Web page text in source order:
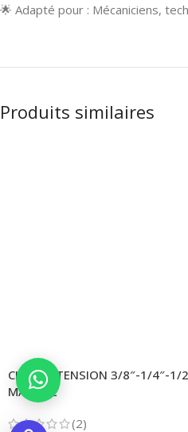
🌟 Adapté pour : Mécaniciens,
Produits similaires
CLE A EXTENSION 3/8″-1/4″-1/
MAXFINE
(2)